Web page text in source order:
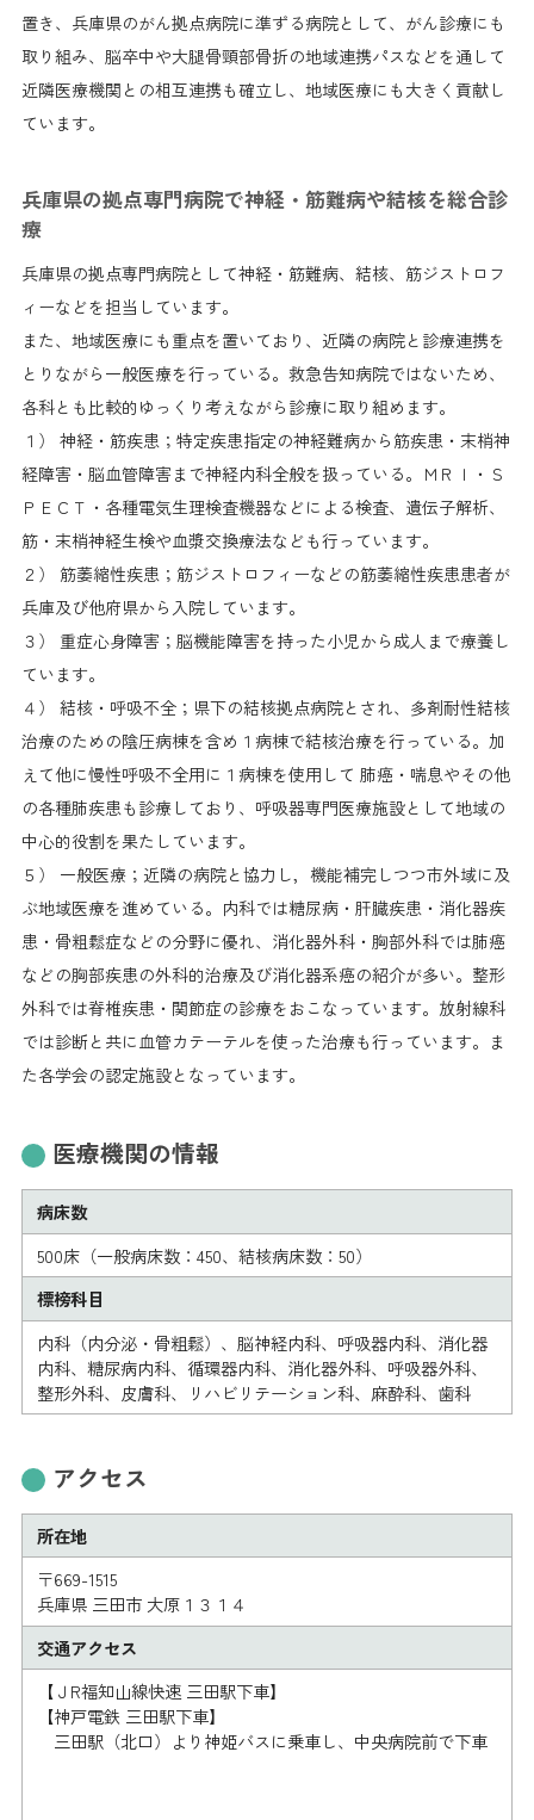
置き、兵庫県のがん拠点病院に準ずる病院として、がん診療にも
取り組み、脳卒中や大腿骨頸部骨折の地域連携パスなどを通して
近隣医療機関との相互連携も確立し、地域医療にも大きく貢献し
ています。
兵庫県の拠点専門病院で神経・筋難病や結核を総合診
療
兵庫県の拠点専門病院として神経・筋難病、結核、筋ジストロフ
ィーなどを担当しています。
また、地域医療にも重点を置いており、近隣の病院と診療連携を
とりながら一般医療を行っている。救急告知病院ではないため、
各科とも比較的ゆっくり考えながら診療に取り組めます。
１） 神経・筋疾患；特定疾患指定の神経難病から筋疾患・末梢神
経障害・脳血管障害まで神経内科全般を扱っている。ＭＲＩ・Ｓ
ＰＥＣＴ・各種電気生理検査機器などによる検査、遺伝子解析、
筋・末梢神経生検や血漿交換療法なども行っています。
２） 筋萎縮性疾患；筋ジストロフィーなどの筋萎縮性疾患患者が
兵庫及び他府県から入院しています。
３） 重症心身障害；脳機能障害を持った小児から成人まで療養し
ています。
４） 結核・呼吸不全；県下の結核拠点病院とされ、多剤耐性結核
治療のための陰圧病棟を含め１病棟で結核治療を行っている。加
えて他に慢性呼吸不全用に１病棟を使用して 肺癌・喘息やその他
の各種肺疾患も診療しており、呼吸器専門医療施設として地域の
中心的役割を果たしています。
５） 一般医療；近隣の病院と協力し，機能補完しつつ市外域に及
ぶ地域医療を進めている。内科では糖尿病・肝臓疾患・消化器疾
患・骨粗鬆症などの分野に優れ、消化器外科・胸部外科では肺癌
などの胸部疾患の外科的治療及び消化器系癌の紹介が多い。整形
外科では脊椎疾患・関節症の診療をおこなっています。放射線科
では診断と共に血管カテーテルを使った治療も行っています。ま
た各学会の認定施設となっています。
医療機関の情報
病床数
500床（一般病床数：450、結核病床数：50）
標榜科目
内科（内分泌・骨粗鬆）、脳神経内科、呼吸器内科、消化器
内科、糖尿病内科、循環器内科、消化器外科、呼吸器外科、
整形外科、皮膚科、リハビリテーション科、麻酔科、歯科
アクセス
所在地
〒669-1515
兵庫県 三田市 大原１３１４
交通アクセス
【ＪR福知山線快速 三田駅下車】
【神戸電鉄 三田駅下車】
三田駅（北口）より神姫バスに乗車し、中央病院前で下車